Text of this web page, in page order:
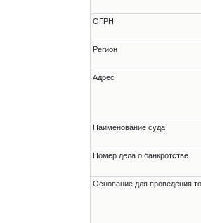
ОГРН
Регион
Адрес
Наименование суда
Номер дела о банкротстве
Основание для проведения